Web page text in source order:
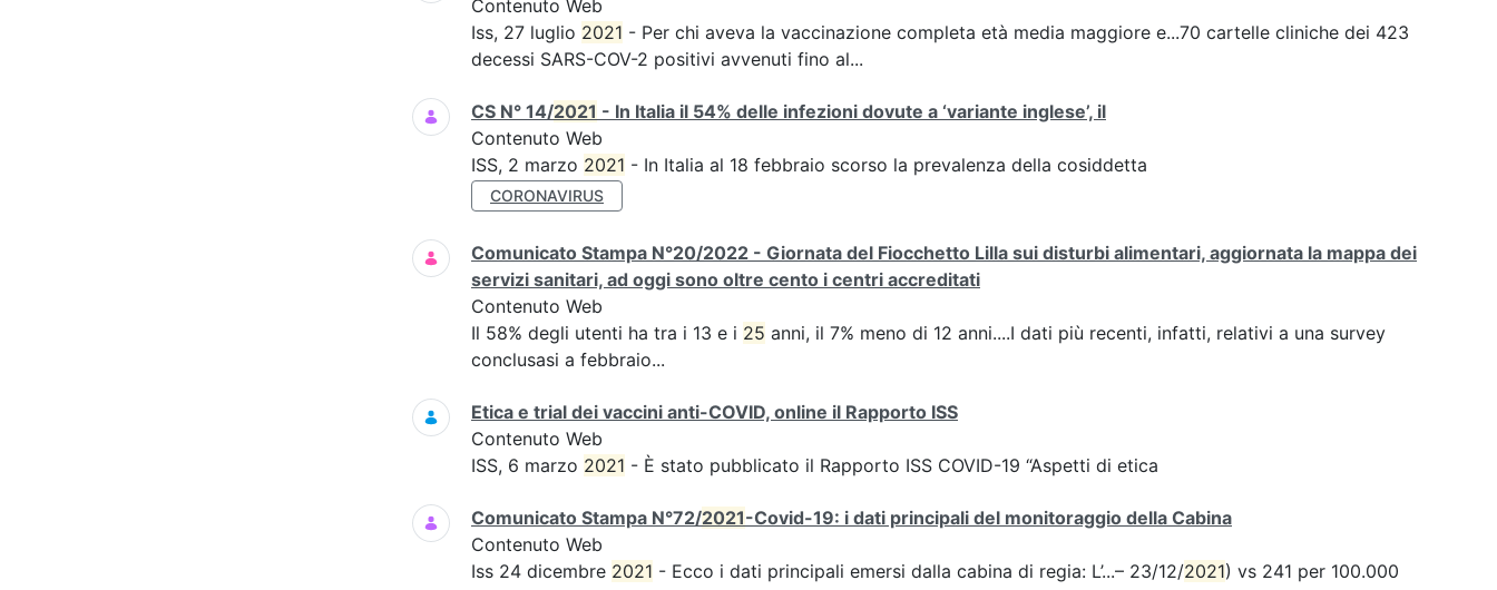
Contenuto Web
Iss, 27 luglio 2021 - Per chi aveva la vaccinazione completa età media maggiore e...70 cartelle cliniche dei 423
decessi SARS-COV-2 positivi avvenuti fino al...
CS N° 14/2021 - In Italia il 54% delle infezioni dovute a ‘variante inglese’, il
Contenuto Web
ISS, 2 marzo 2021 - In Italia al 18 febbraio scorso la prevalenza della cosiddetta
CORONAVIRUS
Comunicato Stampa N°20/2022 - Giornata del Fiocchetto Lilla sui disturbi alimentari, aggiornata la mappa dei
servizi sanitari, ad oggi sono oltre cento i centri accreditati
Contenuto Web
Il 58% degli utenti ha tra i 13 e i 25 anni, il 7% meno di 12 anni....I dati più recenti, infatti, relativi a una survey
conclusasi a febbraio...
Etica e trial dei vaccini anti-COVID, online il Rapporto ISS
Contenuto Web
ISS, 6 marzo 2021 - È stato pubblicato il Rapporto ISS COVID-19 “Aspetti di etica
Comunicato Stampa N°72/2021-Covid-19: i dati principali del monitoraggio della Cabina
Contenuto Web
Iss 24 dicembre 2021 - Ecco i dati principali emersi dalla cabina di regia: L’...– 23/12/2021) vs 241 per 100.000